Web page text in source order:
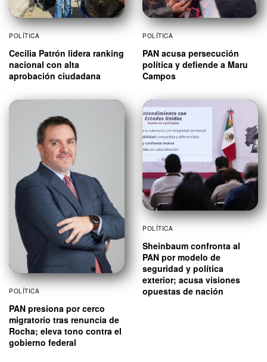
POLÍTICA
Cecilia Patrón lidera ranking
nacional con alta
aprobación ciudadana
POLÍTICA
PAN acusa persecución
política y defiende a Maru
Campos
POLÍTICA
PAN presiona por cerco
migratorio tras renuncia de
Rocha; eleva tono contra el
gobierno federal
POLÍTICA
Sheinbaum confronta al
PAN por modelo de
seguridad y política
exterior; acusa visiones
opuestas de nación